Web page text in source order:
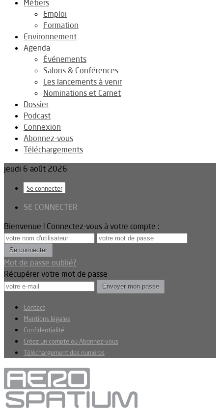
Métiers
Emploi
Formation
Environnement
Agenda
Événements
Salons & Conférences
Les lancements à venir
Nominations et Carnet
Dossier
Podcast
Connexion
Abonnez-vous
Téléchargements
jeudi 6 août 2026
Se connecter
SE CONNECTER
Bienvenue ! Connectez-vous à votre compte :
Mot de passe oublié?
Récupérer votre mot de passe
Contact
Mentions légales
Confidentialité
Créez un compte ou Abonnez-vous
Téléchargement des numéros